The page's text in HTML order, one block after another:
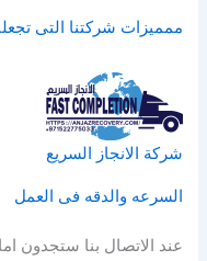
ممميزات شركتنا التى
شركة الانجاز السريع
السرعه والدقه فى العمل
عند الاتصال بنا ستجدون